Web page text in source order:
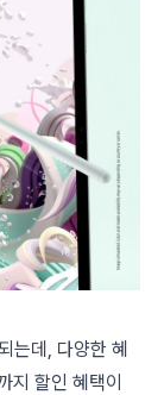
는데, 다양한 혜
지 할인 혜택이